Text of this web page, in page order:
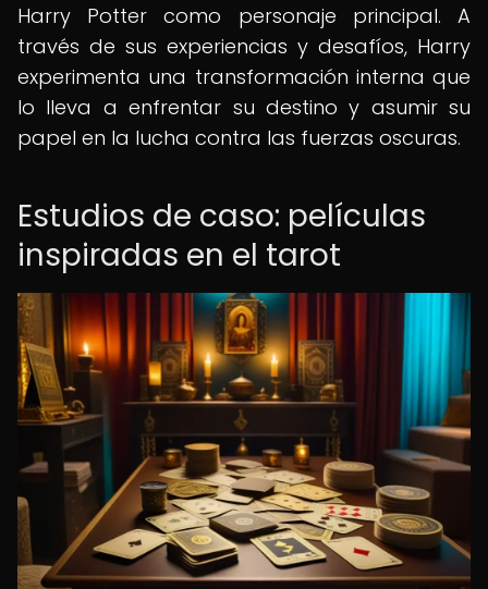
Harry Potter como personaje principal. A
través de sus experiencias y desafíos, Harry
experimenta una transformación interna que
lo lleva a enfrentar su destino y asumir su
papel en la lucha contra las fuerzas oscuras.
Estudios de caso: películas
inspiradas en el tarot